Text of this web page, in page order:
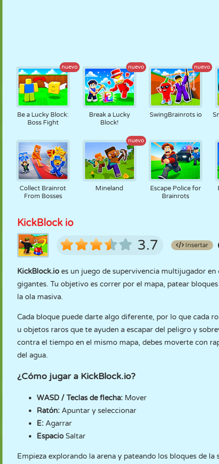
nuevo
Be a Lucky Block:
Boss Fight
nuevo
Break a Lucky
Block!
nuevo
SwingBrainrots io
Collect Brainrot
From Bosses
nuevo
Mineland
Escape Police for
Brainrots
KickBlock io
3.7 Insertar
KickBlock.io es un juego de supervivencia multijugador
gigantes. Tu objetivo es correr por el mapa, patear
la ola masiva.
Cada bloque puede darte algo diferente, por lo que cada
u objetos raros que te ayuden a escapar del peligro y
contra el tiempo en el mismo mapa, debes moverte con
del agua.
¿Cómo jugar a KickBlock.io?
WASD / Teclas de flecha: Mover
Ratón: Apuntar y seleccionar
E: Agarrar
Espacio Saltar
Empieza explorando la arena y pateando los bloques de